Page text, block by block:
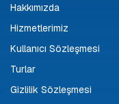
Hakkımızda
Hizmetlerimiz
Kullanıcı Sözleşmesi
Turlar
Gizlilik Sözleşmesi